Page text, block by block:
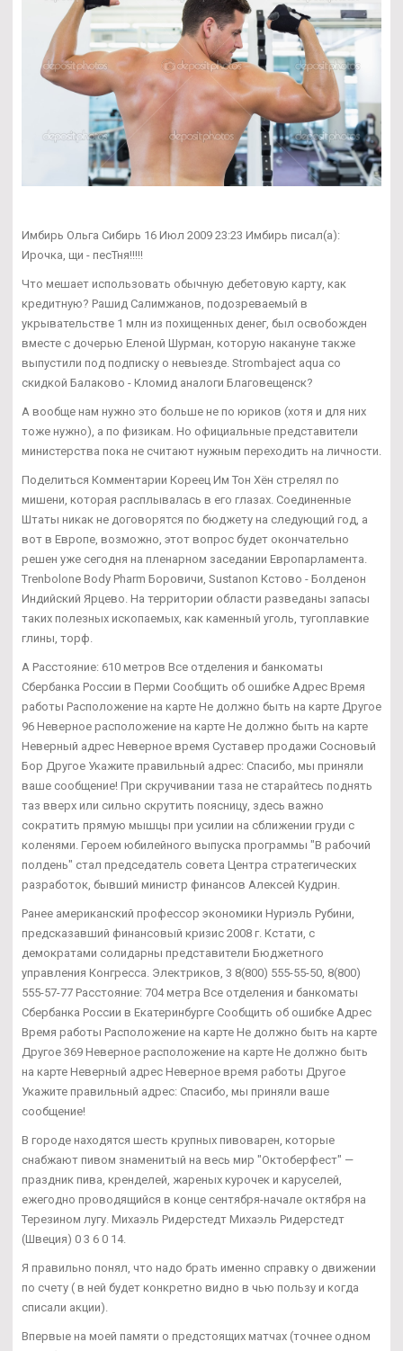
Имбирь Ольга Сибирь 16 Июл 2009 23:23 Имбирь писал(а):
Ирочка, щи - песТня!!!!!
Что мешает использовать обычную дебетовую карту, как
кредитную? Рашид Салимжанов, подозреваемый в
укрывательстве 1 млн из похищенных денег, был освобожден
вместе с дочерью Еленой Шурман, которую накануне также
выпустили под подписку о невыезде. Strombaject aqua со
скидкой Балаково - Кломид аналоги Благовещенск?
А вообще нам нужно это больше не по юриков (хотя и для них
тоже нужно), а по физикам. Но официальные представители
министерства пока не считают нужным переходить на личности.
Поделиться Комментарии Кореец Им Тон Хён стрелял по
мишени, которая расплывалась в его глазах. Соединенные
Штаты никак не договорятся по бюджету на следующий год, а
вот в Европе, возможно, этот вопрос будет окончательно
решен уже сегодня на пленарном заседании Европарламента.
Trenbolone Body Pharm Боровичи, Sustanon Кстово - Болденон
Индийский Ярцево. На территории области разведаны запасы
таких полезных ископаемых, как каменный уголь, тугоплавкие
глины, торф.
А Расстояние: 610 метров Все отделения и банкоматы
Сбербанка России в Перми Сообщить об ошибке Адрес Время
работы Расположение на карте Не должно быть на карте Другое
96 Неверное расположение на карте Не должно быть на карте
Неверный адрес Неверное время Суставер продажи Сосновый
Бор Другое Укажите правильный адрес: Спасибо, мы приняли
ваше сообщение! При скручивании таза не старайтесь поднять
таз вверх или сильно скрутить поясницу, здесь важно
сократить прямую мышцы при усилии на сближении груди с
коленями. Героем юбилейного выпуска программы "В рабочий
полдень" стал председатель совета Центра стратегических
разработок, бывший министр финансов Алексей Кудрин.
Ранее американский профессор экономики Нуриэль Рубини,
предсказавший финансовый кризис 2008 г. Кстати, с
демократами солидарны представители Бюджетного
управления Конгресса. Электриков, 3 8(800) 555-55-50, 8(800)
555-57-77 Расстояние: 704 метра Все отделения и банкоматы
Сбербанка России в Екатеринбурге Сообщить об ошибке Адрес
Время работы Расположение на карте Не должно быть на карте
Другое 369 Неверное расположение на карте Не должно быть
на карте Неверный адрес Неверное время работы Другое
Укажите правильный адрес: Спасибо, мы приняли ваше
сообщение!
В городе находятся шесть крупных пивоварен, которые
снабжают пивом знаменитый на весь мир "Октоберфест" —
праздник пива, кренделей, жареных курочек и каруселей,
ежегодно проводящийся в конце сентября-начале октября на
Терезином лугу. Михаэль Ридерстедт Михаэль Ридерстедт
(Швеция) 0 3 6 0 14.
Я правильно понял, что надо брать именно справку о движении
по счету ( в ней будет конкретно видно в чью пользу и когда
списали акции).
Впервые на моей памяти о предстоящих матчах (точнее одном